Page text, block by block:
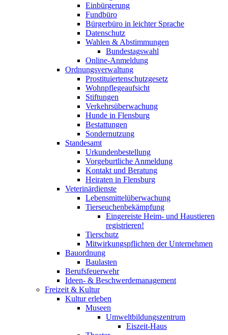
Einbürgerung
Fundbüro
Bürgerbüro in leichter Sprache
Datenschutz
Wahlen & Abstimmungen
Bundestagswahl
Online-Anmeldung
Ordnungsverwaltung
Prostituiertenschutzgesetz
Wohnpflegeaufsicht
Stiftungen
Verkehrsüberwachung
Hunde in Flensburg
Bestattungen
Sondernutzung
Standesamt
Urkundenbestellung
Vorgeburtliche Anmeldung
Kontakt und Beratung
Heiraten in Flensburg
Veterinärdienste
Lebensmittelüberwachung
Tierseuchenbekämpfung
Eingereiste Heim- und Haustieren
registrieren!
Tierschutz
Mitwirkungspflichten der Unternehmen
Bauordnung
Baulasten
Berufsfeuerwehr
Ideen- & Beschwerdemanagement
Freizeit & Kultur
Kultur erleben
Museen
Umweltbildungszentrum
Eiszeit-Haus